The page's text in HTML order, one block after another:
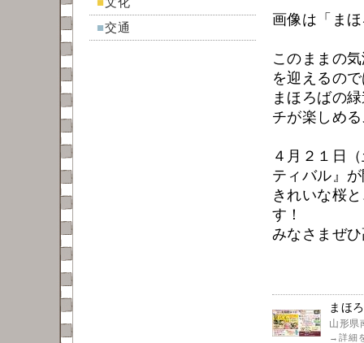
■交通 画像は「ま
このままの
を迎えるの
まほろばの
チが楽しめ
４月２１日
ティバル』
きれいな桜
す！
みなさまぜ
まほ
山形県
→ 詳細